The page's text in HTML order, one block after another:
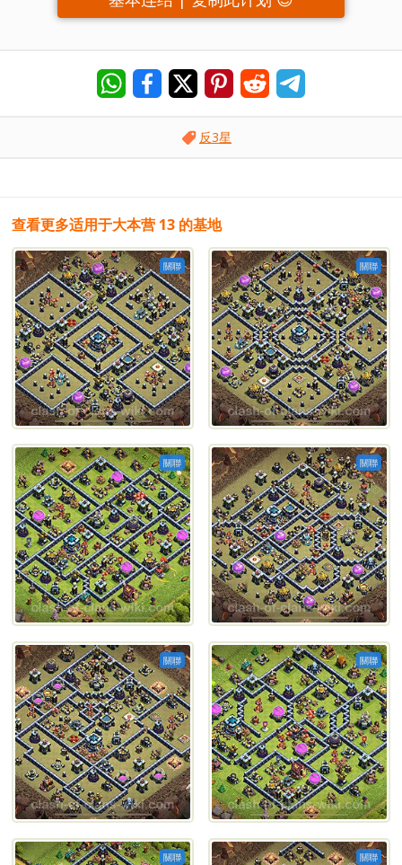
反3星
查看更多适用于大本营 13 的基地
關聯 關聯
關聯 關聯
關聯 關聯
關聯
關聯